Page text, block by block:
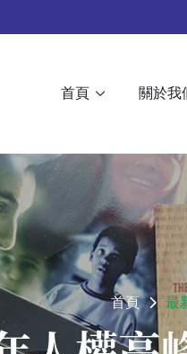
首頁 關於我
首頁 最